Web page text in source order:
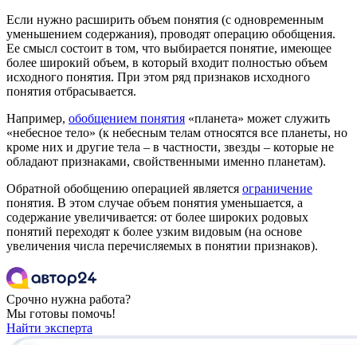
Если нужно расширить объем понятия (с одновременным
уменьшением содержания), проводят операцию обобщения.
Ее смысл состоит в том, что выбирается понятие, имеющее
более широкий объем, в который входит полностью объем
исходного понятия. При этом ряд признаков исходного
понятия отбрасывается.
Например, обобщением понятия «планета» может служить
«небесное тело» (к небесным телам относятся все планеты, но
кроме них и другие тела – в частности, звезды – которые не
обладают признаками, свойственными именно планетам).
Обратной обобщению операцией является ограничение
понятия. В этом случае объем понятия уменьшается, а
содержание увеличивается: от более широких родовых
понятий переходят к более узким видовым (на основе
увеличения числа перечисляемых в понятии признаков).
Срочно нужна работа?
Мы готовы помочь!
Найти эксперта